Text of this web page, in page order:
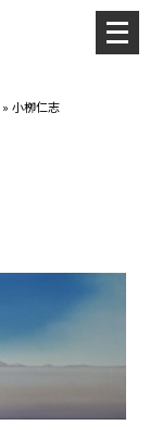
»小栁仁志
メ
ニ